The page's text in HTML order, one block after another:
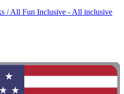
/ All Fun Inclusive - All inclusive